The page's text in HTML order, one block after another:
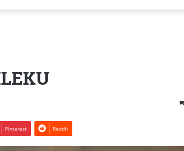
Pinterest Reddit